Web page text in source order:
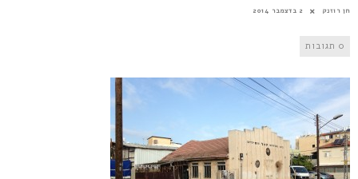
חן רוזנק 2 בדצמבר 2014
0 תגובות